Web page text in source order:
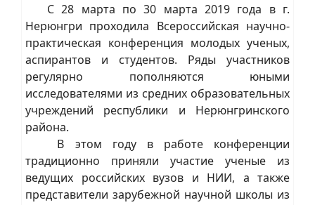
С 28 марта по 30 марта 2019 года в г.
Нерюнгри проходила Всероссийская научно-
практическая конференция молодых ученых,
аспирантов и студентов. Ряды участников
регулярно пополняются юными
исследователями из средних образовательных
учреждений республики и Нерюнгринского
района.
В этом году в работе конференции
традиционно приняли участие ученые из
ведущих российских вузов и НИИ, а также
представители зарубежной научной школы из